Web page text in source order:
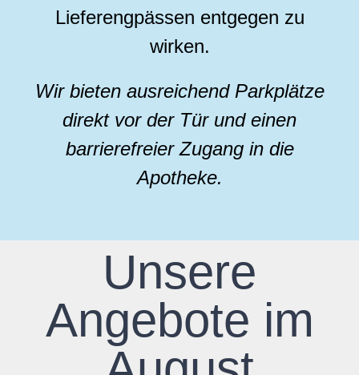
Lieferengpässen entgegen zu
wirken.
Wir bieten ausreichend Parkplätze
direkt vor der Tür und einen
barrierefreier Zugang in die
Apotheke.
Unsere
Angebote im